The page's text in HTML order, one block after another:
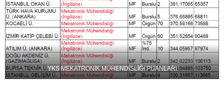
YKS MEKATRONİK MÜHENDİSLİĞİ PUANLARI